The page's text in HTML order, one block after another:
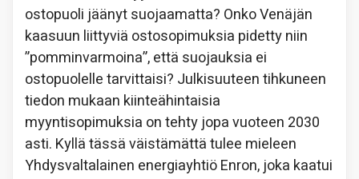
ostopuoli jäänyt suojaamatta? Onko Venäjän
kaasuun liittyviä ostosopimuksia pidetty niin
”pomminvarmoina”, että suojauksia ei
ostopuolelle tarvittaisi? Julkisuuteen tihkuneen
tiedon mukaan kiinteähintaisia
myyntisopimuksia on tehty jopa vuoteen 2030
asti. Kyllä tässä väistämättä tulee mieleen
Yhdysvaltalainen energiayhtiö Enron, joka kaatui